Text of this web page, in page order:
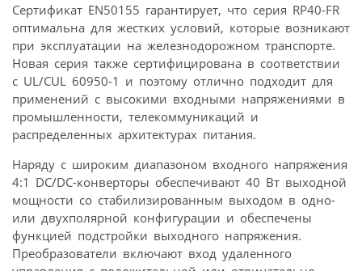
Сертификат EN50155 гарантирует, что серия RP40-FR
оптимальна для жестких условий, которые возникают
при эксплуатации на железнодорожном транспорте.
Новая серия также сертифицирована в соответствии
с UL/CUL 60950-1 и поэтому отлично подходит для
применений с высокими входными напряжениями в
промышленности, телекоммуникаций и
распределенных архитектурах питания.
Наряду с широким диапазоном входного напряжения
4:1 DC/DC-конверторы обеспечивают 40 Вт выходной
мощности со стабилизированным выходом в одно-
или двухполярной конфигурации и обеспечены
функцией подстройки выходного напряжения.
Преобразователи включают вход удаленного